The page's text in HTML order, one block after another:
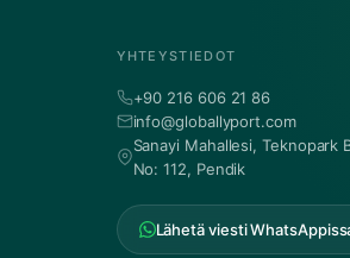
YHTEYSTIEDOT
+90 216 606 21 86
info@globallyport.com
Sanayi Mahallesi, Teknopark
No: 112, Pendik
Lähetä viesti